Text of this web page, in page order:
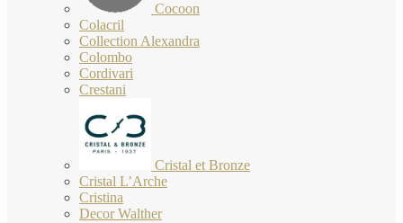
Cocoon
Colacril
Collection Alexandra
Colombo
Cordivari
Crestani
Cristal et Bronze
Cristal L’Arche
Cristina
Decor Walther